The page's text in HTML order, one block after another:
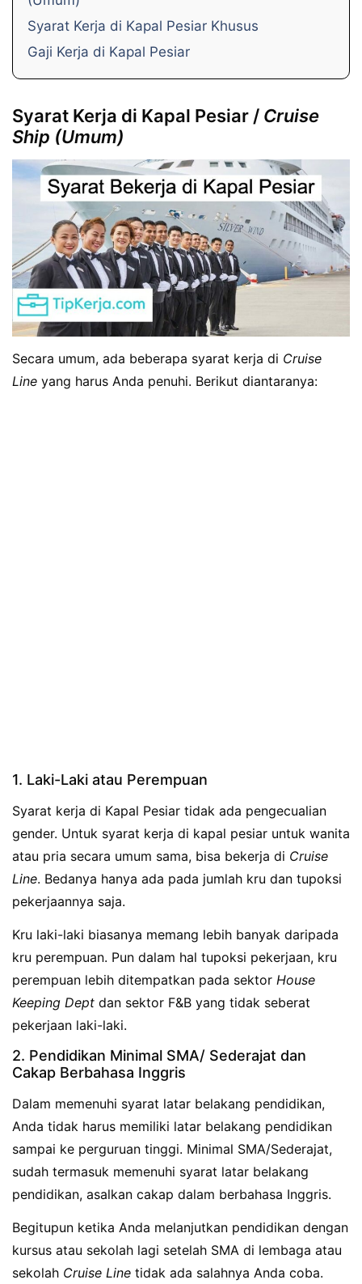
Syarat Kerja di Kapal Pesiar Khusus
Gaji Kerja di Kapal Pesiar
Syarat Kerja di Kapal Pesiar / Cruise
Ship (Umum)
Secara umum, ada beberapa syarat kerja di Cruise
Line yang harus Anda penuhi. Berikut diantaranya:
1. Laki-Laki atau Perempuan
Syarat kerja di Kapal Pesiar tidak ada pengecualian
gender. Untuk syarat kerja di kapal pesiar untuk wanita
atau pria secara umum sama, bisa bekerja di Cruise
Line. Bedanya hanya ada pada jumlah kru dan tupoksi
pekerjaannya saja.
Kru laki-laki biasanya memang lebih banyak daripada
kru perempuan. Pun dalam hal tupoksi pekerjaan, kru
perempuan lebih ditempatkan pada sektor House
Keeping Dept dan sektor F&B yang tidak seberat
pekerjaan laki-laki.
2. Pendidikan Minimal SMA/ Sederajat dan
Cakap Berbahasa Inggris
Dalam memenuhi syarat latar belakang pendidikan,
Anda tidak harus memiliki latar belakang pendidikan
sampai ke perguruan tinggi. Minimal SMA/Sederajat,
sudah termasuk memenuhi syarat latar belakang
pendidikan, asalkan cakap dalam berbahasa Inggris.
Begitupun ketika Anda melanjutkan pendidikan dengan
kursus atau sekolah lagi setelah SMA di lembaga atau
sekolah Cruise Line tidak ada salahnya Anda coba.